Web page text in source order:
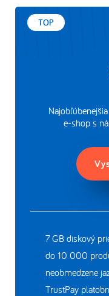
e-shop s
7 GB diskový
do 10 000
neobmedzene
TrustPay